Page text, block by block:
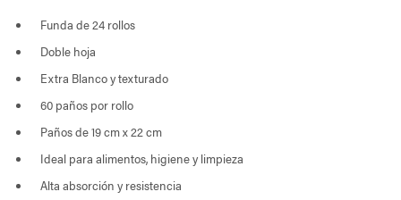
Funda de 24 rollos
Doble hoja
Extra Blanco y texturado
60 paños por rollo
Paños de 19 cm x 22 cm
Ideal para alimentos, higiene y limpieza
Alta absorción y resistencia